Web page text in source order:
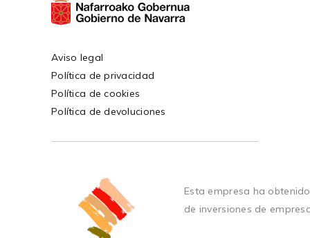
Aviso legal
Política de privacidad
Política de cookies
Política de devoluciones
Esta empresa ha
de inversiones de